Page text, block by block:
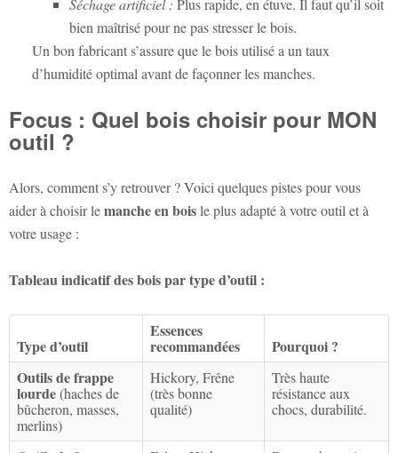
bien maîtrisé pour ne pas stresser le bois.
Un bon fabricant s’assure que le bois utilisé a un taux
d’humidité optimal avant de façonner les manches.
Focus : Quel bois choisir pour MON
outil ?
Alors, comment s’y retrouver ? Voici quelques pistes pour vous
aider à choisir lemanche en boisle plus adapté à votre outil et à
votre usage :
Tableau indicatif des bois par type d’outil :
Type d’outil
Essences
recommandées
Pourquoi ?
Outils de frappe
lourde(haches de
bûcheron, masses,
merlins)
Hickory, Frêne
(très bonne
qualité)
Très haute
résistance aux
chocs, durabilité.